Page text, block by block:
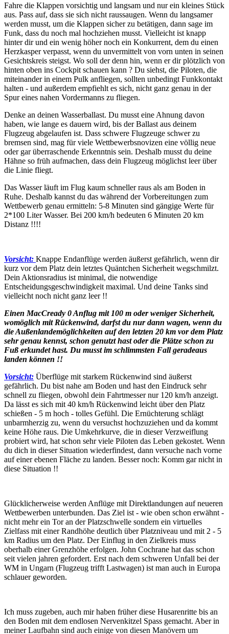
Fahre die Klappen vorsichtig und langsam und nur ein kleines Stück
aus. Pass auf, dass sie sich nicht raussaugen. Wenn du langsamer
werden musst, um die Klappen sicher zu betätigen, dann sage im
Funk, dass du noch mal hochziehen musst. Vielleicht ist knapp
hinter dir und ein wenig höher noch ein Konkurrent, dem du einen
Herzkasper verpasst, wenn du unvermittelt von vorn unten in seinen
Gesichtskreis steigst. Wo soll der denn hin, wenn er dir plötzlich von
hinten oben ins Cockpit schauen kann ? Du siehst, die Piloten, die
miteinander in einem Pulk anfliegen, sollten unbedingt Funkkontakt
halten - und außerdem empfiehlt es sich, nicht ganz genau in der
Spur eines nahen Vordermanns zu fliegen.
Denke an deinen Wasserballast. Du musst eine Ahnung davon
haben, wie lange es dauern wird, bis der Ballast aus deinem
Flugzeug abgelaufen ist. Dass schwere Flugzeuge schwer zu
bremsen sind, mag für viele Wettbewerbsnovizen eine völlig neue
oder gar überraschende Erkenntnis sein. Deshalb musst du deine
Hähne so früh aufmachen, dass dein Flugzeug möglichst leer über
die Linie fliegt.
Das Wasser läuft im Flug kaum schneller raus als am Boden in
Ruhe. Deshalb kannst du das während der Vorbereitungen zum
Wettbewerb genau ermitteln: 5-8 Minuten sind gängige Werte für
2*100 Liter Wasser. Bei 200 km/h bedeuten 6 Minuten 20 km
Distanz !!!!
Vorsicht: Knappe Endanflüge werden äußerst gefährlich, wenn dir
kurz vor dem Platz dein letztes Quäntchen Sicherheit wegschmilzt.
Dein Aktionsradius ist minimal, die notwendige
Entscheidungsgeschwindigkeit maximal. Und deine Tanks sind
vielleicht noch nicht ganz leer !!
Einen MacCready 0 Anflug mit 100 m oder weniger Sicherheit,
womöglich mit Rückenwind, darfst du nur dann wagen, wenn du
die Außenlandemöglichkeiten auf den letzten 20 km vor dem Platz
sehr genau kennst, schon genutzt hast oder die Plätze schon zu
Fuß erkundet hast. Du musst im schlimmsten Fall geradeaus
landen können !!
Vorsicht: Überflüge mit starkem Rückenwind sind äußerst
gefährlich. Du bist nahe am Boden und hast den Eindruck sehr
schnell zu fliegen, obwohl dein Fahrtmesser nur 120 km/h anzeigt.
Da lässt es sich mit 40 km/h Rückenwind leicht über den Platz
schießen - 5 m hoch - tolles Gefühl. Die Ernüchterung schlägt
unbarmherzig zu, wenn du versuchst hochzuziehen und da kommt
keine Höhe raus. Die Umkehrkurve, die in dieser Verzweiflung
probiert wird, hat schon sehr viele Piloten das Leben gekostet. Wenn
du dich in dieser Situation wiederfindest, dann versuche nach vorne
auf einer ebenen Fläche zu landen. Besser noch: Komm gar nicht in
diese Situation !!
Glücklicherweise werden Anflüge mit Direktlandungen auf neueren
Wettbewerben unterbunden. Das Ziel ist - wie oben schon erwähnt -
nicht mehr ein Tor an der Platzschwelle sondern ein virtuelles
Zielfass mit einer Randhöhe deutlich über Platzniveau und mit 2 - 5
km Radius um den Platz. Der Einflug in den Zielkreis muss
oberhalb einer Grenzhöhe erfolgen. John Cochrane hat das schon
seit vielen jahren gefordert. Erst nach dem schweren Unfall bei der
WM in Ungarn (Flugzeug trifft Lastwagen) ist man auch in Europa
schlauer geworden.
Ich muss zugeben, auch mir haben früher diese Husarenritte bis an
den Boden mit dem endlosen Nervenkitzel Spass gemacht. Aber in
meiner Laufbahn sind auch einige von diesen Manövern um